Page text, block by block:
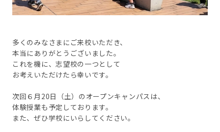
多くのみなさまにご来校いただき、
本当にありがとうございました。
これを機に、志望校の一つとして
お考えいただけたら幸いです。
次回６月20日（土）のオープンキャンパスは、
体験授業も予定しております。
また、ぜひ学校にいらしてください。